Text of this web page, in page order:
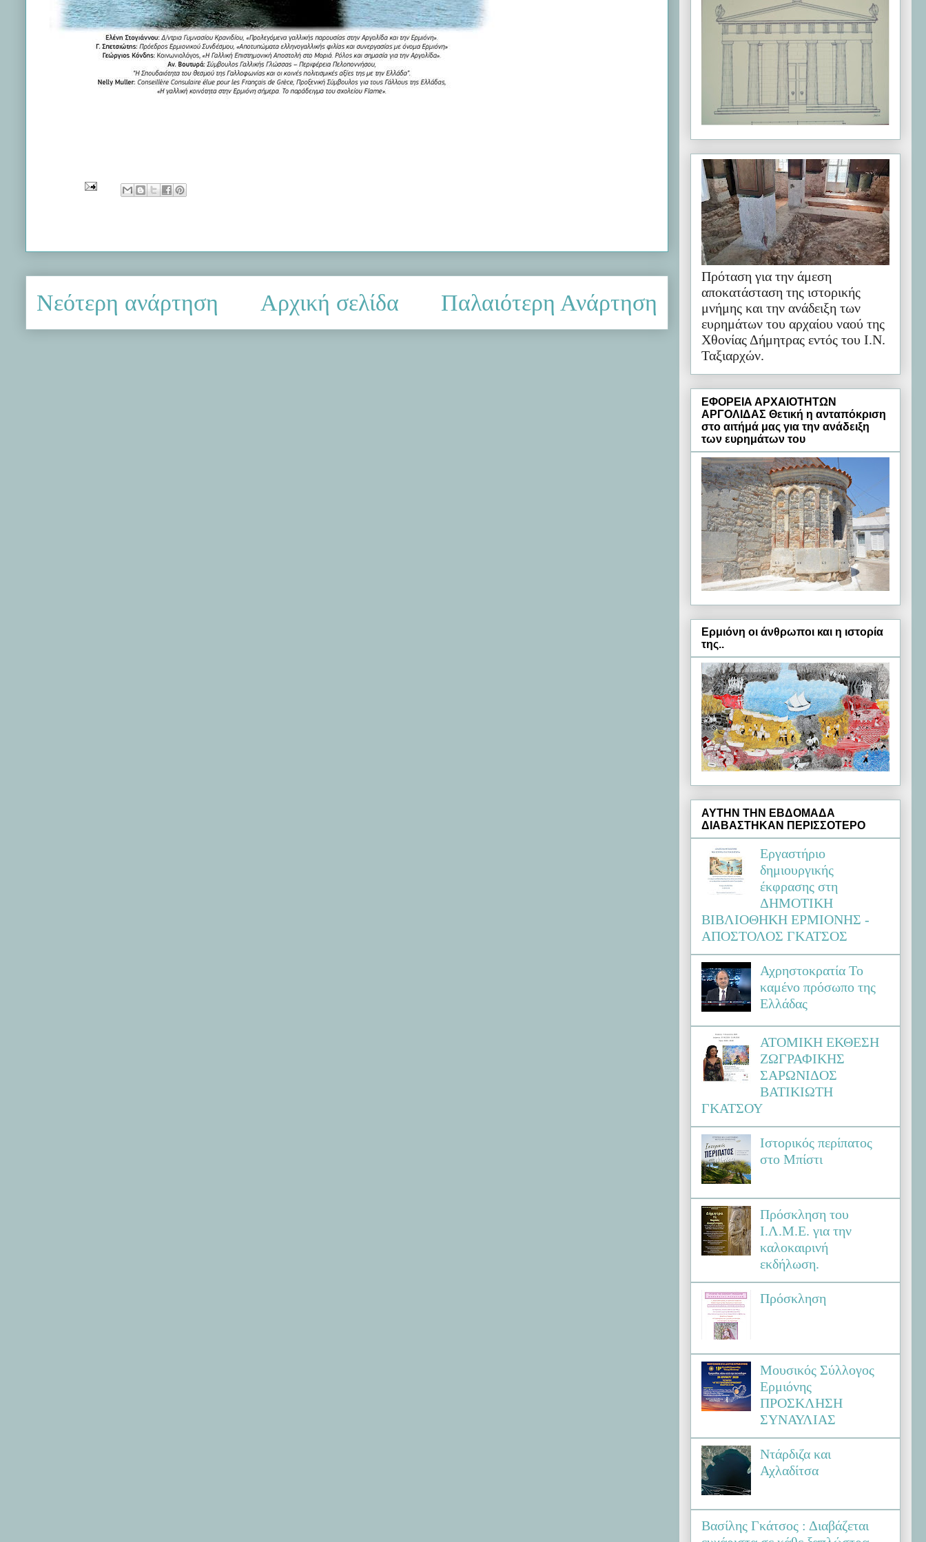
Νεότερη ανάρτηση Παλαιότερη Ανάρτηση
Αρχική σελίδα
Πρόταση για την άμεση
αποκατάσταση της ιστορικής
μνήμης και την ανάδειξη των
ευρημάτων του αρχαίου ναού της
Χθονίας Δήμητρας εντός του Ι.Ν.
Ταξιαρχών.
ΕΦΟΡΕΙΑ ΑΡΧΑΙΟΤΗΤΩΝ
ΑΡΓΟΛΙΔΑΣ Θετική η ανταπόκριση
στο αιτήμά μας για την ανάδειξη
των ευρημάτων του
Ερμιόνη oι άνθρωποι και η ιστορία
της..
ΑΥΤΗΝ ΤΗΝ ΕΒΔΟΜΑΔΑ
ΔΙΑΒΑΣΤΗΚΑΝ ΠΕΡΙΣΣΟΤΕΡΟ
Εργαστήριο
δημιουργικής
έκφρασης στη
ΔΗΜΟΤΙΚΗ
ΒΙΒΛΙΟΘΗΚΗ ΕΡΜΙΟΝΗΣ -
ΑΠΟΣΤΟΛΟΣ ΓΚΑΤΣΟΣ
Αχρηστοκρατία Το
καμένο πρόσωπο της
Ελλάδας
ΑΤΟΜΙΚΗ ΕΚΘΕΣΗ
ΖΩΓΡΑΦΙΚΗΣ
ΣΑΡΩΝΙΔΟΣ
ΒΑΤΙΚΙΩΤΗ
ΓΚΑΤΣΟΥ
Ιστορικός περίπατος
στο Μπίστι
Πρόσκληση του
Ι.Λ.Μ.Ε. για την
καλοκαιρινή
εκδήλωση.
Πρόσκληση
Μουσικός Σύλλογος
Ερμιόνης
ΠΡΟΣΚΛΗΣΗ
ΣΥΝΑΥΛΙΑΣ
Ντάρδιζα και
Αχλαδίτσα
Βασίλης Γκάτσος : Διαβάζεται